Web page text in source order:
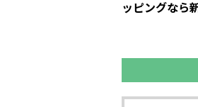
ッピングなら